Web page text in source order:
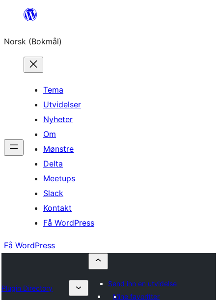
Hopp
innhold
Norsk (Bokmål)
Tema
Utvidelser
Nyheter
Om
Mønstre
Delta
Meetups
Slack
Kontakt
Få WordPress
Få WordPress
Plugin Directory
Send inn en utvidelse
Mine favoritter